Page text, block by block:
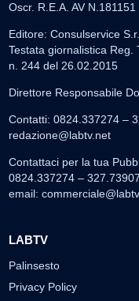
Oscr. R.E.A. AV N.181151
Editore: Consulservice
Testata giornalistica Reg.
n. 244 del 26.02.2015
Direttore Responsabile
Contatti: 0824.337274 –
redazione@labtv.net
Contattaci per la tua
0824.337274 –
email:
LABTV
Palinsesto
Privacy Policy